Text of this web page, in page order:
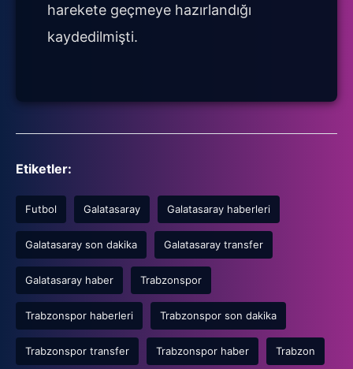
harekete geçmeye hazırlandığı
kaydedilmişti.
Etiketler:
Futbol Galatasaray Galatasaray haberleri
Galatasaray son dakika Galatasaray transfer
Galatasaray haber Trabzonspor
Trabzonspor haberleri Trabzonspor son dakika
Trabzonspor transfer Trabzonspor haber Trabzon